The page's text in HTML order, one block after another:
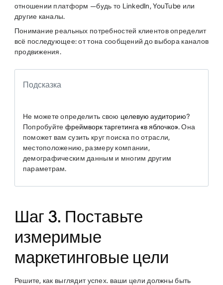
отношении платформ —будь то LinkedIn, YouTube или
другие каналы.
Понимание реальных потребностей клиентов определит
всё последующее: от тона сообщений до выбора каналов
продвижения.
Подсказка
Не можете определить свою целевую аудиторию?
Попробуйте фреймворк таргетинга «в яблочко». Она
поможет вам сузить круг поиска по отрасли,
местоположению, размеру компании,
демографическим данным и многим другим
параметрам.
Шаг 3. Поставьте
измеримые
маркетинговые цели
Решите, как выглядит успех. ваши цели должны быть